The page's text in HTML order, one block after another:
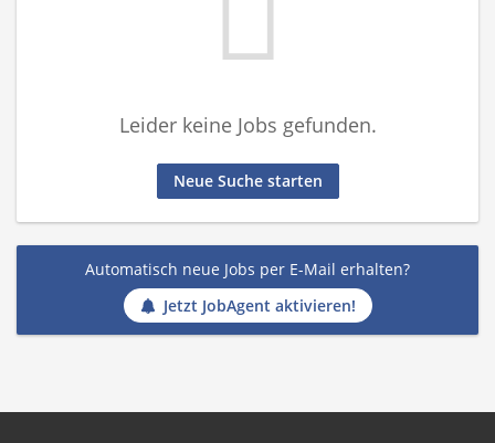
Leider keine Jobs gefunden.
Neue Suche starten
Automatisch neue Jobs per E-Mail erhalten?
Jetzt JobAgent aktivieren!